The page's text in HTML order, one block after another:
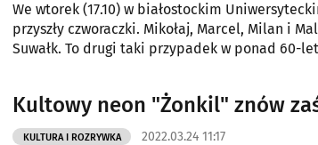
We wtorek (17.10) w białostockim
przyszły czworaczki. Mikołaj, Marcel, Milan i
Suwałk. To drugi taki przypadek w ponad 60-
Kultowy neon "Żonkil" znów
KULTURA I ROZRYWKA 2022.03.24 11:17